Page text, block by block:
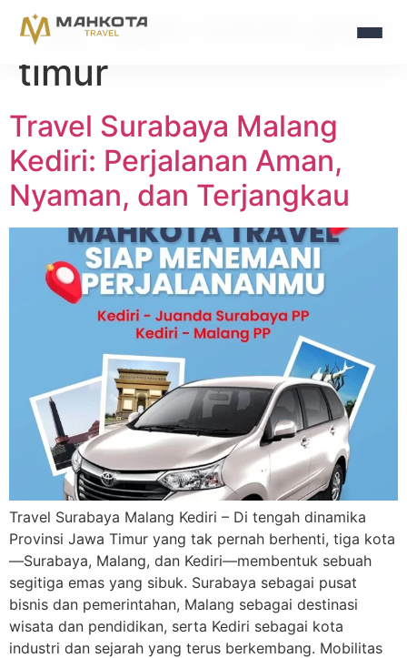
Tag:agen travel jawa
timur
Travel Surabaya Malang
Kediri: Perjalanan Aman,
Nyaman, dan Terjangkau
Travel Surabaya Malang Kediri – Di tengah dinamika
Provinsi Jawa Timur yang tak pernah berhenti, tiga kota
—Surabaya, Malang, dan Kediri—membentuk sebuah
segitiga emas yang sibuk. Surabaya sebagai pusat
bisnis dan pemerintahan, Malang sebagai destinasi
wisata dan pendidikan, serta Kediri sebagai kota
industri dan sejarah yang terus berkembang. Mobilitas